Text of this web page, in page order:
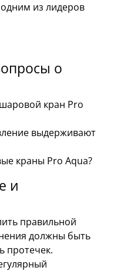
из лидеров
о
кран Pro
выдерживают
краны Pro Aqua?
и
правильной
должны быть
протечек.